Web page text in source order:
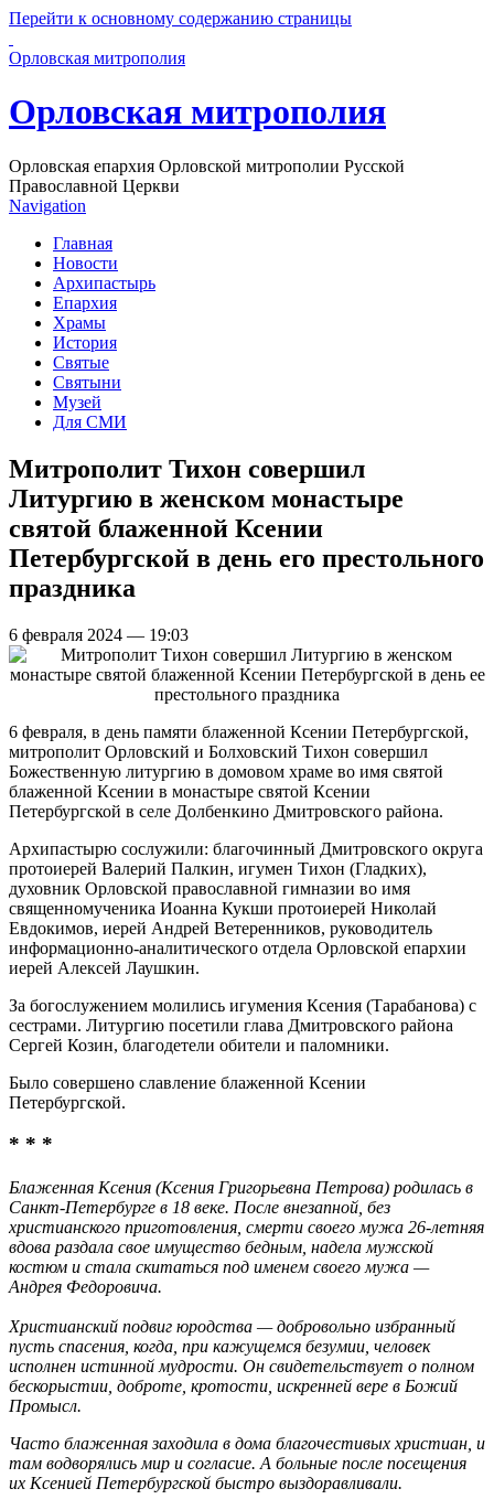
Перейти к основному содержанию страницы
Орловская митрополия
Орловская митрополия
Орловская епархия Орловской митрополии Русской
Православной Церкви
Navigation
Главная
Новости
Архипастырь
Епархия
Храмы
История
Святые
Святыни
Музей
Для СМИ
Митрополит Тихон совершил
Литургию в женском монастыре
святой блаженной Ксении
Петербургской в день его престольного
праздника
6 февраля 2024 — 19:03
6 февраля, в день памяти блаженной Ксении Петербургской,
митрополит Орловский и Болховский Тихон совершил
Божественную литургию в домовом храме во имя святой
блаженной Ксении в монастыре святой Ксении
Петербургской в селе Долбенкино Дмитровского района.
Архипастырю сослужили: благочинный Дмитровского округа
протоиерей Валерий Палкин, игумен Тихон (Гладких),
духовник Орловской православной гимназии во имя
священномученика Иоанна Кукши протоиерей Николай
Евдокимов, иерей Андрей Ветеренников, руководитель
информационно-аналитического отдела Орловской епархии
иерей Алексей Лаушкин.
За богослужением молились игумения Ксения (Тарабанова) с
сестрами. Литургию посетили глава Дмитровского района
Сергей Козин, благодетели обители и паломники.
Было совершено славление блаженной Ксении
Петербургской.
* * *
Блаженная Ксения (Ксения Григорьевна Петрова) родилась в
Санкт-Петербурге в 18 веке. После внезапной, без
христианского приготовления, смерти своего мужа 26-летняя
вдова раздала свое имущество бедным, надела мужской
костюм и стала скитаться под именем своего мужа —
Андрея Федоровича.
Христианский подвиг юродства — добровольно избранный
пусть спасения, когда, при кажущемся безумии, человек
исполнен истинной мудрости. Он свидетельствует о полном
бескорыстии, доброте, кротости, искренней вере в Божий
Промысл.
Часто блаженная заходила в дома благочестивых христиан, и
там водворялись мир и согласие. А больные после посещения
их Ксенией Петербургской быстро выздоравливали.